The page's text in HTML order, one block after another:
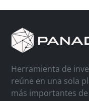
Herramienta de
reúne en una sola
más importantes de